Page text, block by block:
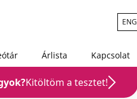
ENG
Árlista Kapcsolat
Kitöltöm a tesztet!